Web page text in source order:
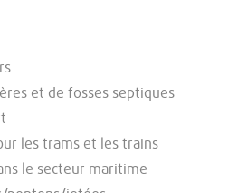
et de fosses septiques
les trams et les trains
le secteur maritime